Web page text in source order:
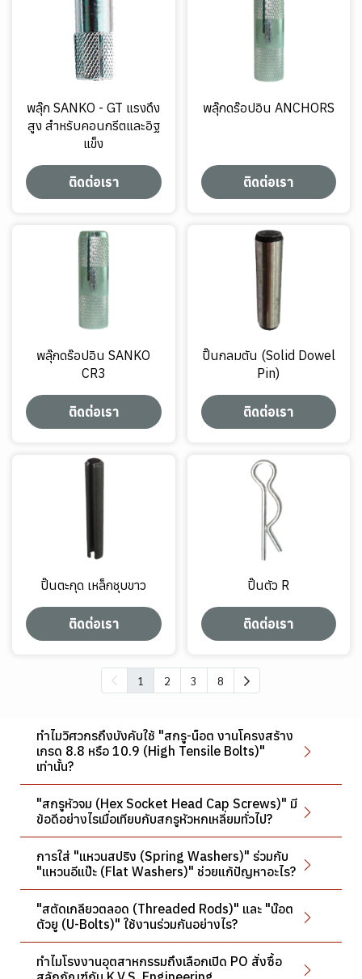
พลุ๊ก SANKO - GT แรงดึง
สูง สำหรับคอนกรีตและอิฐ
แข็ง
ติดต่อเรา
พลุ๊กดร๊อปอิน ANCHORS
ติดต่อเรา
พลุ๊กดร๊อปอิน SANKO
CR3
ติดต่อเรา
ปิ๊นกลมตัน (Solid Dowel
Pin)
ติดต่อเรา
ปิ๊นตะกุด เหล็กชุบขาว
ติดต่อเรา
ปิ๊นตัว R
ติดต่อเรา
1 2 3 8
ทำไมวิศวกรถึงบังคับใช้ "สกรู-น็อต งานโครงสร้าง
เกรด 8.8 หรือ 10.9 (High Tensile Bolts)"
เท่านั้น?
"สกรูหัวจม (Hex Socket Head Cap Screws)" มี
ข้อดีอย่างไรเมื่อเทียบกับสกรูหัวหกเหลี่ยมทั่วไป?
การใส่ "แหวนสปริง (Spring Washers)" ร่วมกับ
"แหวนอีแป๊ะ (Flat Washers)" ช่วยแก้ปัญหาอะไร?
"สตัดเกลียวตลอด (Threaded Rods)" และ "น๊อต
ตัวยู (U-Bolts)" ใช้งานร่วมกันอย่างไร?
ทำไมโรงงานอุตสาหกรรมถึงเลือกเปิด PO สั่งซื้อ